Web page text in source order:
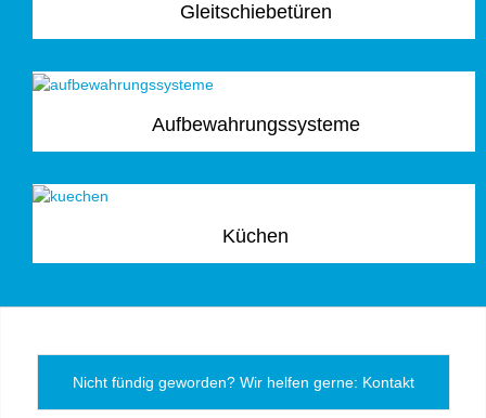
Gleitschiebetüren
Aufbewahrungssysteme
Küchen
Nicht fündig geworden? Wir helfen gerne: Kontakt